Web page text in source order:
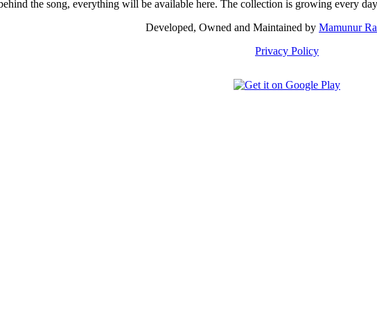
the song, everything will be available here. The collection is growing every
Developed, Owned and Maintained by Mamunur
Privacy Policy